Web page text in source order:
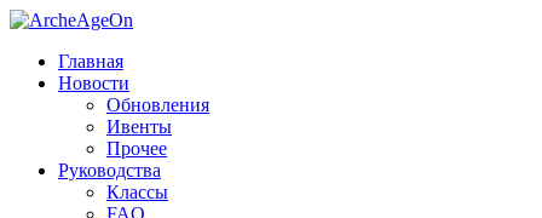
Главная
Новости
Обновления
Ивенты
Прочее
Руководства
Классы
FAQ